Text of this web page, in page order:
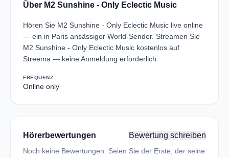
Über M2 Sunshine - Only Eclectic Music
Hören Sie M2 Sunshine - Only Eclectic Music live online
— ein in Paris ansässiger World-Sender. Streamen Sie
M2 Sunshine - Only Eclectic Music kostenlos auf
Streema — keine Anmeldung erforderlich.
FREQUENZ
Online only
Hörerbewertungen Bewertung schreiben
Noch keine Bewertungen. Seien Sie der Erste, der seine